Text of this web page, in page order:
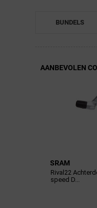
BUNDELS
AANBEVOLEN
SRAM
Rival22
speed D...